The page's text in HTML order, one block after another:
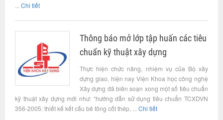
... Chi tiết
Thông báo mở lớp tập huấn các tiêu
chuẩn kỹ thuật xây dựng
Thực hiện chức năng, nhiệm vụ của Bộ xây
dựng giao, hiện nay Viện Khoa học công nghệ
Xây dựng đã biên soạn xong một số tiêu chuẩn
kỹ thuật xây dựng mới như: “hướng dẫn sử dụng tiêu chuẩn TCXDVN
356-2005: thiết kế kết cấu bê tông cốt thép, ... Chi tiết